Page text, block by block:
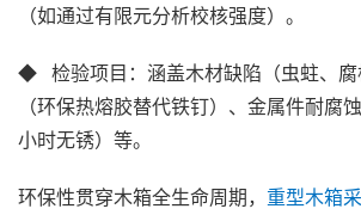
（如通过有限元分析校核强度）。
◆ 检验项目‌：涵盖木材缺陷（虫蛀、腐
（环保热熔胶替代铁钉）、金属件耐腐
小时无锈）等。
环保性贯穿木箱全生命周期， 重型木箱